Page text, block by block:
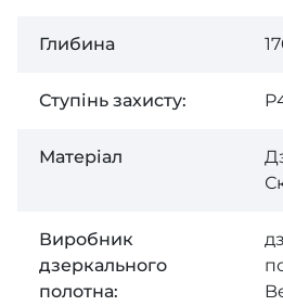
Глибина
Ступінь захисту:
Матеріал
Виробник
дзеркального
полотна: